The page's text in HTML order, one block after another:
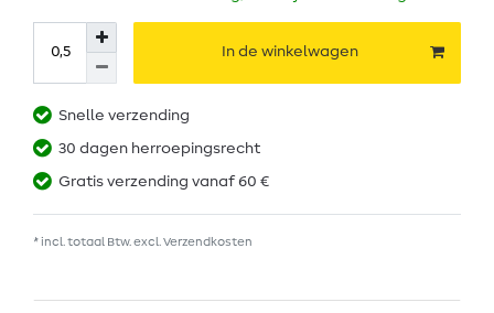
In de winkelwagen
Snelle verzending
30 dagen herroepingsrecht
Gratis verzending vanaf 60 €
* incl. totaal Btw. excl. Verzendkosten